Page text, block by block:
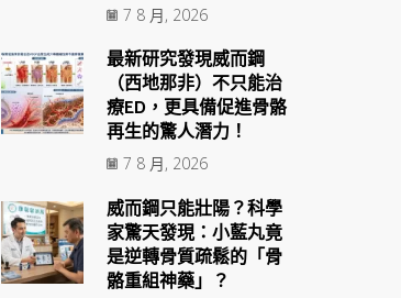
7 8 月, 2026
最新研究發現威而鋼
（西地那非）不只能治
療ED，更具備促進骨骼
再生的驚人潛力！
7 8 月, 2026
威而鋼只能壯陽？科學
家驚天發現：小藍丸竟
是逆轉骨質疏鬆的「骨
骼重組神藥」？